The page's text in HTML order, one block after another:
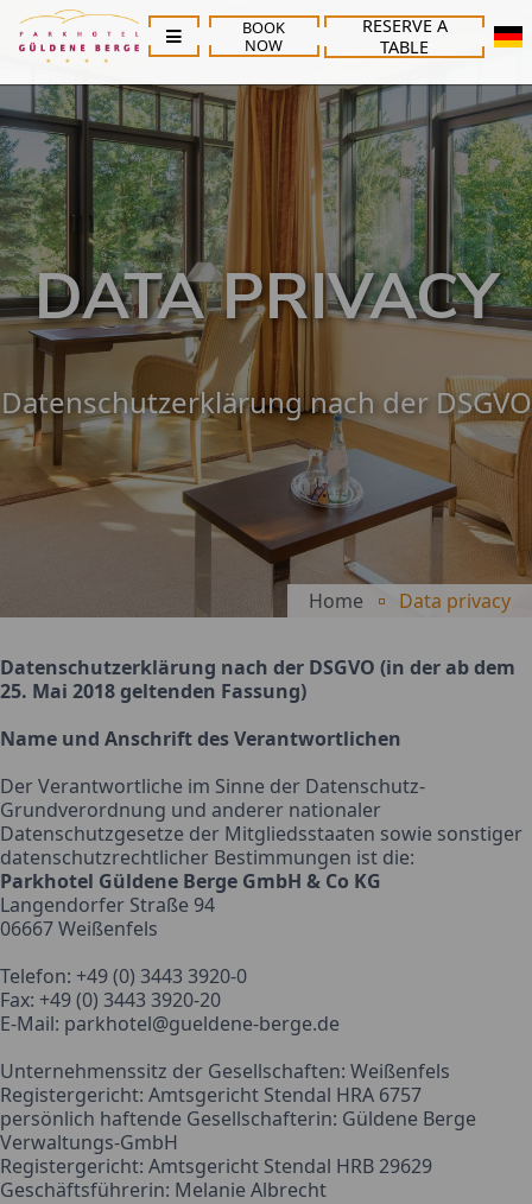
BOOK
NOW
RESERVE A
TABLE
DATA PRIVACY
Datenschutzerklärung nach der DSGVO
Home Data privacy
Datenschutzerklärung nach der DSGVO (in der ab dem
25. Mai 2018 geltenden Fassung)
Name und Anschrift des Verantwortlichen
Der Verantwortliche im Sinne der Datenschutz-
Grundverordnung und anderer nationaler
Datenschutzgesetze der Mitgliedsstaaten sowie sonstiger
datenschutzrechtlicher Bestimmungen ist die:
Parkhotel Güldene Berge GmbH & Co KG
Langendorfer Straße 94
06667 Weißenfels
Telefon: +49 (0) 3443 3920-0
Fax: +49 (0) 3443 3920-20
E-Mail: parkhotel@gueldene-berge.de
Unternehmenssitz der Gesellschaften: Weißenfels
Registergericht: Amtsgericht Stendal HRA 6757
persönlich haftende Gesellschafterin: Güldene Berge
Verwaltungs-GmbH
Registergericht: Amtsgericht Stendal HRB 29629
Geschäftsführerin: Melanie Albrecht